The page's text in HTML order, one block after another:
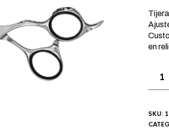
en
SKU: